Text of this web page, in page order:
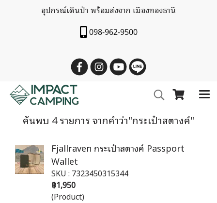
อุปกรณ์เดินป่า พร้อมส่งจาก เมืองทองธานี
098-962-9500
ค้นพบ 4 รายการ จากคำว่า"กระเป๋าสตางค์"
Fjallraven กระเป๋าสตางค์ Passport
Wallet
SKU : 7323450315344
฿1,950
(Product)